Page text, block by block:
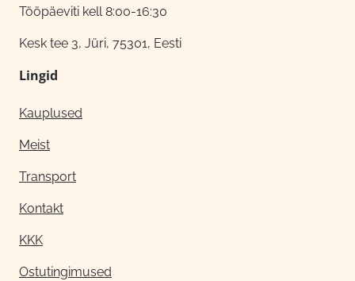
Tööpäeviti kell 8:00-16:30
Kesk tee 3, Jüri, 75301, Eesti
Lingid
Kauplused
Meist
Transport
Kontakt
KKK
Ostutingimused